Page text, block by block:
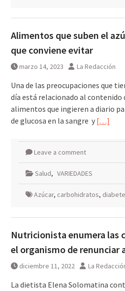
Alimentos que suben el
que conviene evitar
marzo 14, 2023 La Redacción
Una de las preocupaciones que
día está relacionado al contenido
alimentos que ingieren a diario
de glucosa en la sangre y […]
Leave a comment
Salud, VARIEDADES
Azúcar, carbohidratos,
Nutricionista enumera las
el organismo de renunciar
diciembre 11, 2022 La
La dietista Elena Solomatina